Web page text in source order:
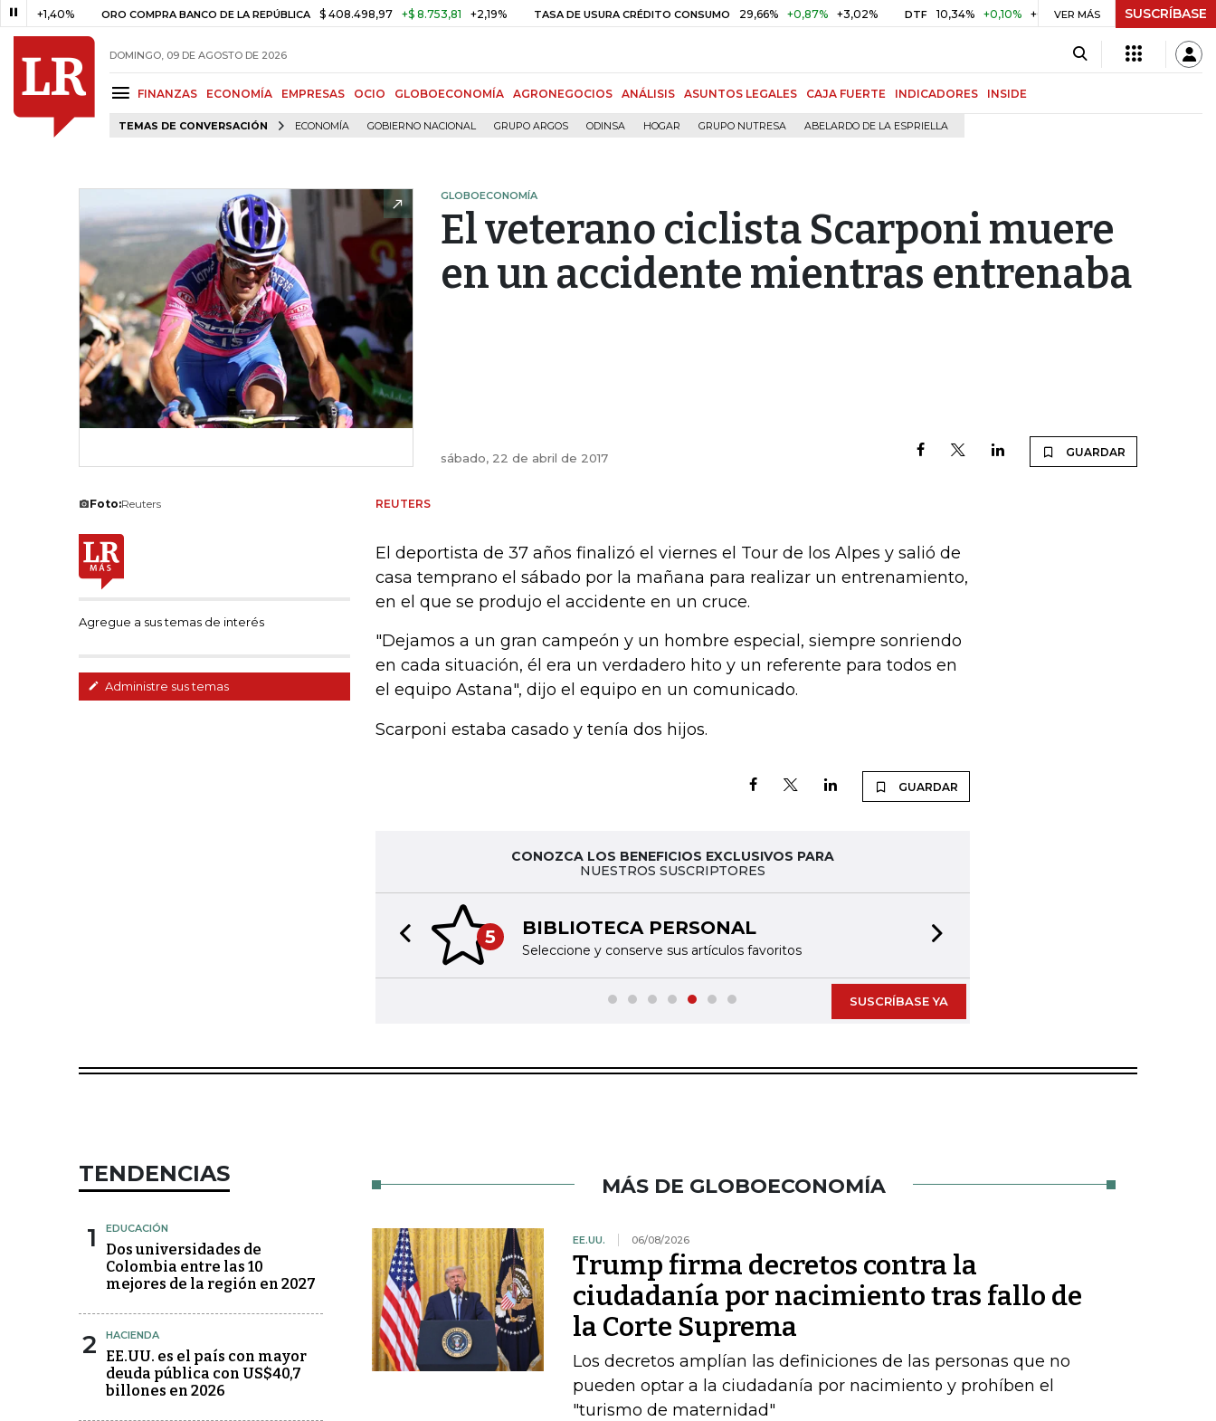
+1,40% ORO COMPRA BANCO DE LA REPÚBLICA $ 408.498,97 +$ 8.753,81 +2,19% TASA DE USURA CRÉDITO CONSUMO 29,66% +0,87% +3,02% DTF 10,34% +0,10% +0,98% UVR $ 417,01 +$ 0,05
VER MÁS SUSCRÍBASE
DOMINGO, 09 DE AGOSTO DE 2026
FINANZAS ECONOMÍA EMPRESAS OCIO GLOBOECONOMÍA AGRONEGOCIOS ANÁLISIS ASUNTOS LEGALES CAJA FUERTE INDICADORES INSIDE
TEMAS DE CONVERSACIÓN ECONOMÍA GOBIERNO NACIONAL GRUPO ARGOS ODINSA HOGAR GRUPO NUTRESA ABELARDO DE LA ESPRIELLA
GLOBOECONOMÍA
El veterano ciclista Scarponi muere
en un accidente mientras entrenaba
sábado, 22 de abril de 2017 GUARDAR
Foto:Reuters
Agregue a sus temas de interés
Administre sus temas
REUTERS
El deportista de 37 años finalizó el viernes el Tour de los Alpes y salió de
casa temprano el sábado por la mañana para realizar un entrenamiento,
en el que se produjo el accidente en un cruce.
"Dejamos a un gran campeón y un hombre especial, siempre sonriendo
en cada situación, él era un verdadero hito y un referente para todos en
el equipo Astana", dijo el equipo en un comunicado.
Scarponi estaba casado y tenía dos hijos.
GUARDAR
CONOZCA LOS BENEFICIOS EXCLUSIVOS PARA
NUESTROS SUSCRIPTORES
5 BIBLIOTECA PERSONAL
Seleccione y conserve sus artículos favoritos
Previous slide
SUSCRÍBASE YA
TENDENCIAS
1 EDUCACIÓN
Dos universidades de
Colombia entre las 10
mejores de la región en 2027
2 HACIENDA
EE.UU. es el país con mayor
deuda pública con US$40,7
billones en 2026
MÁS DE GLOBOECONOMÍA
EE.UU. 06/08/2026
Trump firma decretos contra la
ciudadanía por nacimiento tras fallo de
la Corte Suprema
Los decretos amplían las definiciones de las personas que no
pueden optar a la ciudadanía por nacimiento y prohíben el
"turismo de maternidad"